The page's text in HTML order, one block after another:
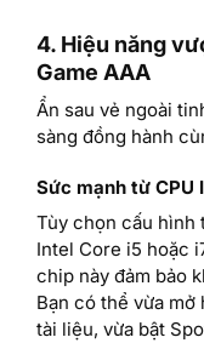
4. Hiệu năng
Game AAA
Ẩn sau vẻ ngoài
sàng đồng hành
Sức mạnh từ CPU
Tùy chọn cấu hình
Intel Core i5 hoặc
chip này đảm bảo
Bạn có thể vừa
tài liệu, vừa bật